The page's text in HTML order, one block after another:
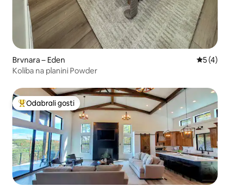
Brvnara – Eden
5 (4)
Koliba na planini Powder
Među najviše rangiranima s oznakom „Odabrali gosti”
Odabrali gosti